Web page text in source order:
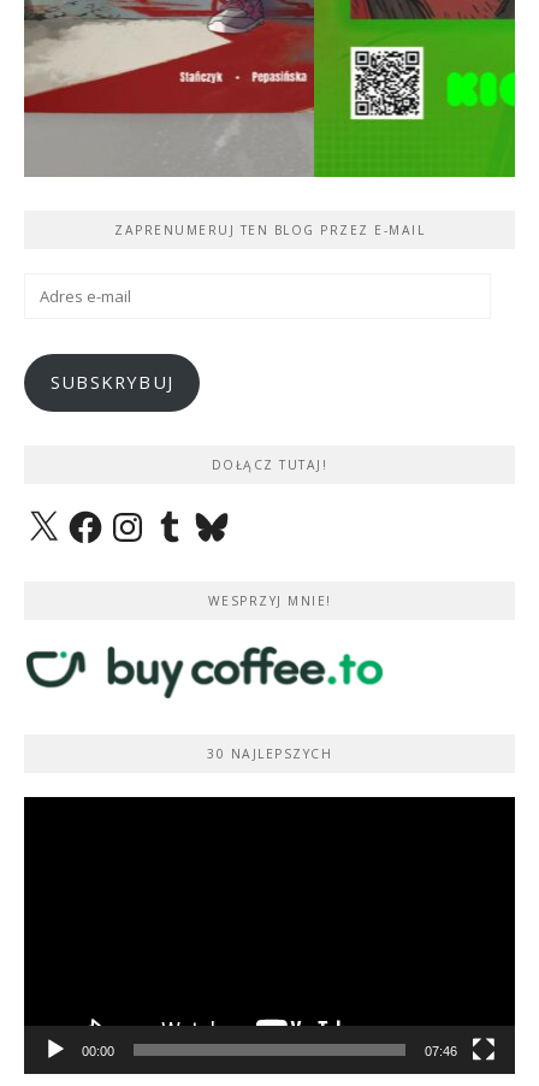
ZAPRENUMERUJ TEN BLOG PRZEZ E-MAIL
Adres
SUBSKRYBUJ
DOŁĄCZ TUTAJ!
X FacebookInstagramTumblrBluesky
WESPRZYJ MNIE!
30 NAJLEPSZYCH
00:00 07:46